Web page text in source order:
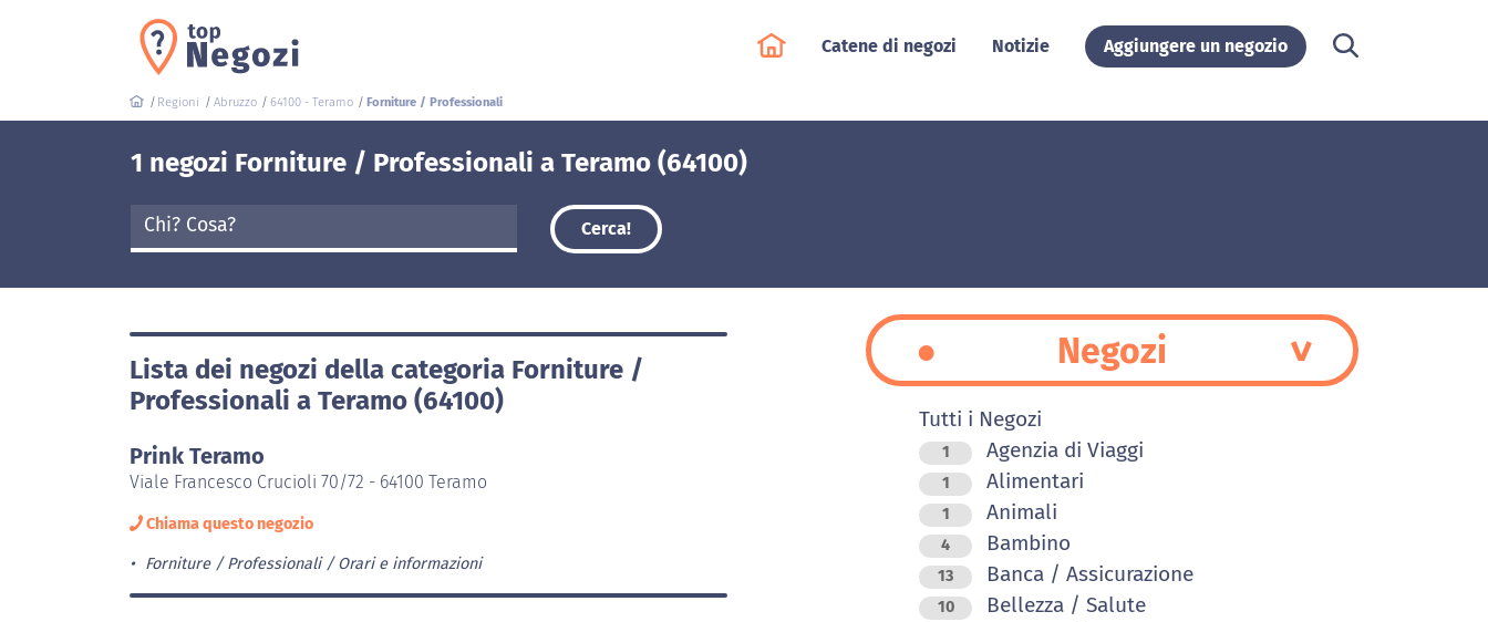
Catene di negozi Notizie Aggiungere un negozio
Regioni Abruzzo 64100 - Teramo Forniture / Professionali
1 negozi Forniture / Professionali a Teramo (64100)
Cerca!
Lista dei negozi della categoria Forniture /
Professionali a Teramo (64100)
Prink Teramo
Viale Francesco Crucioli 70/72 - 64100 Teramo
Chiama questo negozio
Forniture / Professionali Orari e informazioni
Negozi
Tutti i Negozi
1 Agenzia di Viaggi
1 Alimentari
1 Animali
4 Bambino
13 Banca / Assicurazione
10 Bellezza / Salute